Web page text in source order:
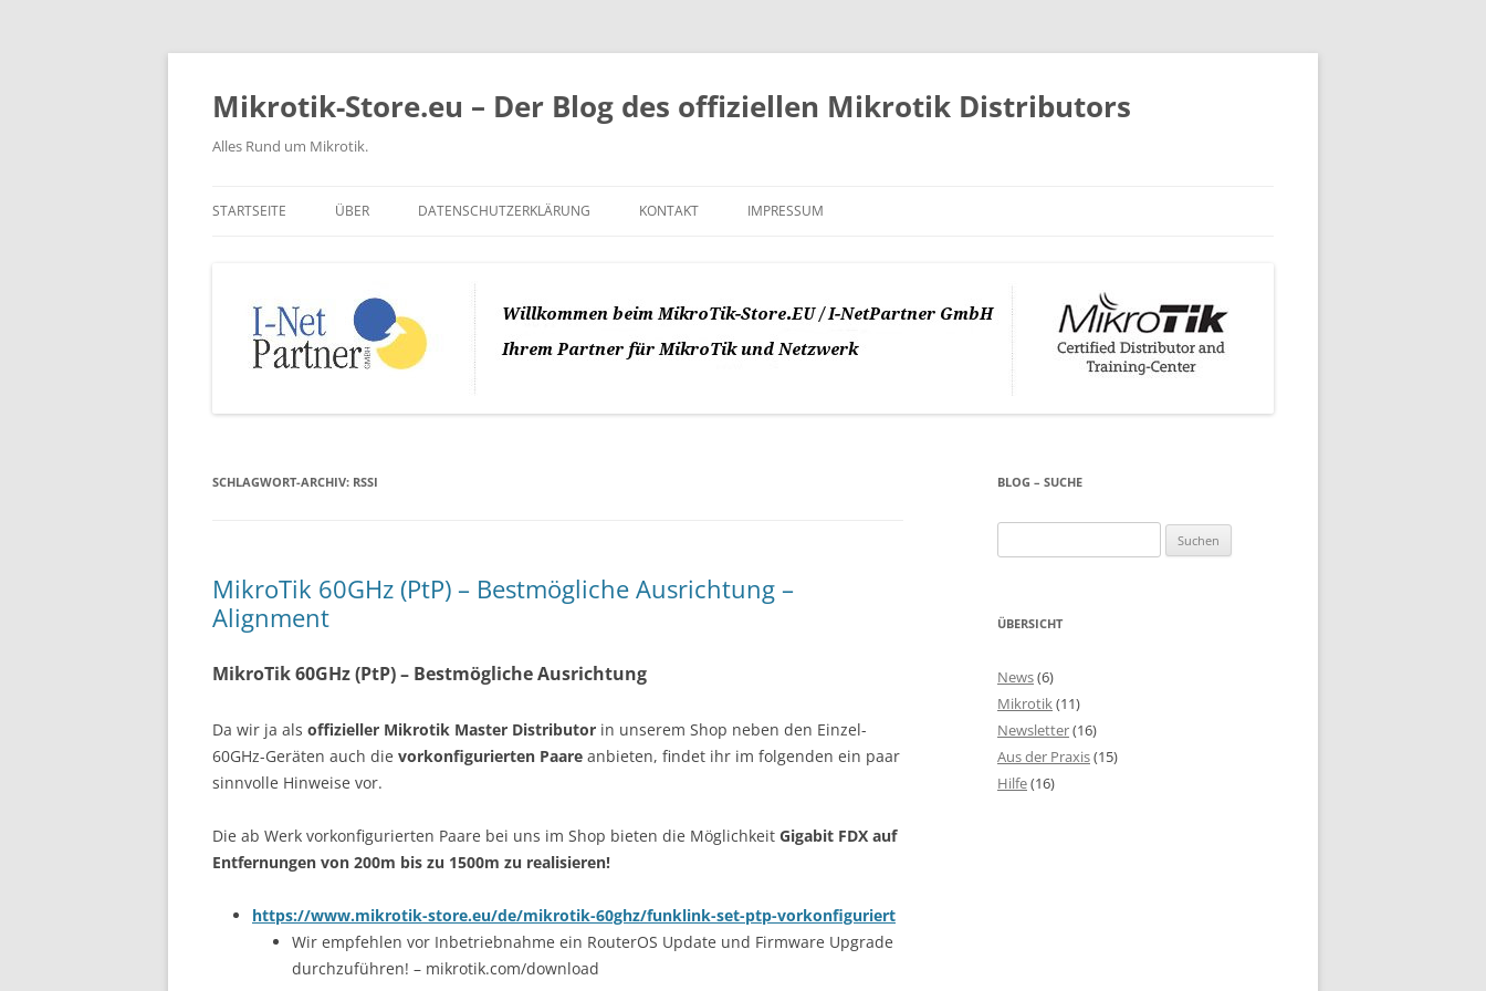
Zum
springen
Mikrotik-Store.eu – Der Blog des offiziellen Mikrotik Distributors
Alles Rund um Mikrotik.
STARTSEITE ÜBER DATENSCHUTZERKLÄRUNG KONTAKT IMPRESSUM
SCHLAGWORT-ARCHIV: RSSI
MikroTik 60GHz (PtP) – Bestmögliche Ausrichtung –
Alignment
MikroTik 60GHz (PtP) – Bestmögliche Ausrichtung
Da wir ja als offizieller Mikrotik Master Distributor in unserem Shop neben den Einzel-
60GHz-Geräten auch die vorkonfigurierten Paare anbieten, findet ihr im folgenden ein paar
sinnvolle Hinweise vor.
Die ab Werk vorkonfigurierten Paare bei uns im Shop bieten die Möglichkeit Gigabit FDX auf
Entfernungen von 200m bis zu 1500m zu realisieren!
https://www.mikrotik-store.eu/de/mikrotik-60ghz/funklink-set-ptp-vorkonfiguriert
Wir empfehlen vor Inbetriebnahme ein RouterOS Update und Firmware Upgrade
durchzuführen! – mikrotik.com/download
BLOG – SUCHE
nach:
ÜBERSICHT
News(6)
Mikrotik(11)
Newsletter(16)
Aus der Praxis(15)
Hilfe(16)